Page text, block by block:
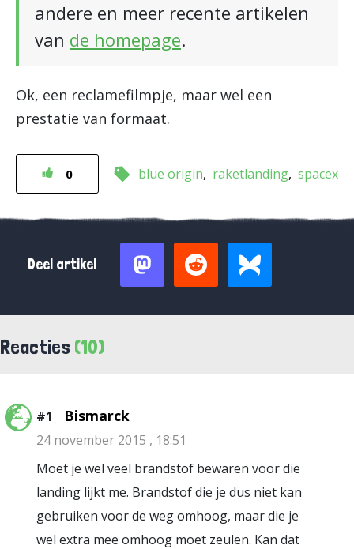
andere en meer recente artikelen
van de homepage.
Ok, een reclamefilmpje, maar wel een
prestatie van formaat.
0 blue origin raketlanding spacex
Deel artikel
Reacties (10)
#1 Bismarck
24 november 2015 , 18:51
Moet je wel veel brandstof bewaren voor die
landing lijkt me. Brandstof die je dus niet kan
gebruiken voor de weg omhoog, maar die je
wel extra mee omhoog moet zeulen. Kan dat